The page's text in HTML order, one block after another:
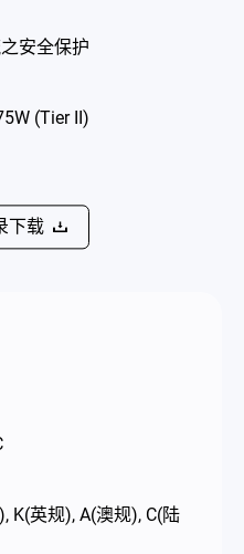
安全保护
(Tier II)
下载
K(英规), A(澳规), C(陆